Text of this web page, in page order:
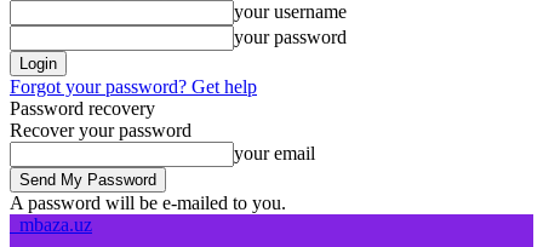
your username
your password
Forgot your password? Get help
Password recovery
Recover your password
your email
A password will be e-mailed to you.
mbaza.uz